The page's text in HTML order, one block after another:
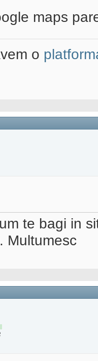
maps
o
te bagi in
Multumesc